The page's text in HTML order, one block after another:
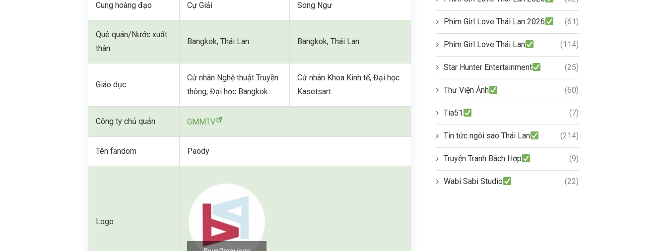
Cung hoàng đạo Cự Giải Song Ngư
Quê quán/Nước xuất
thân
Bangkok, Thái Lan Bangkok, Thái Lan
Giáo dục
Cử nhân Nghệ thuật Truyền
thông, Đại học Bangkok
Cử nhân Khoa Kinh tế, Đại học
Kasetsart
Công ty chủ quản GMMTV
Tên fandom Paody
Logo
Phim Girl Love Thái Lan 2026 (61)
Phim Girl Love Thái Lan (114)
Star Hunter Entertainment (25)
Thư Viện Ảnh (60)
Tia51 (7)
Tin tức ngôi sao Thái Lan (214)
Truyện Tranh Bách Hợp (9)
Wabi Sabi Studio (22)